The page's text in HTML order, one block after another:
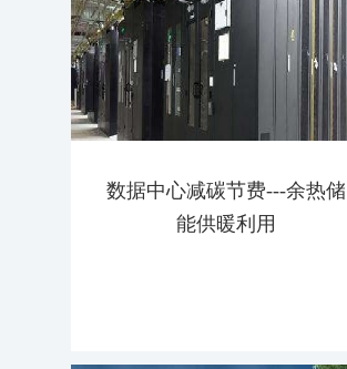
数据中心减碳节费---余热储
能供暖利用